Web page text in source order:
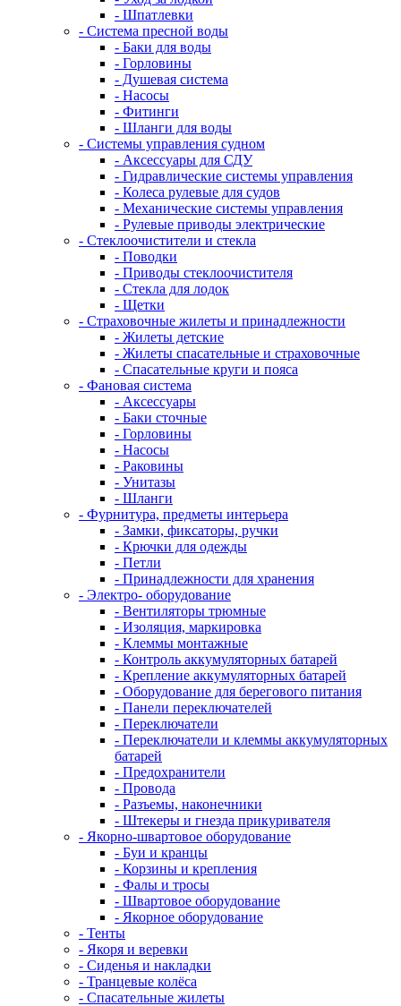
- Шпатлевки
- Система пресной воды
- Баки для воды
- Горловины
- Душевая система
- Насосы
- Фитинги
- Шланги для воды
- Системы управления судном
- Аксессуары для СДУ
- Гидравлические системы управления
- Колеса рулевые для судов
- Механические системы управления
- Рулевые приводы электрические
- Стеклоочистители и стекла
- Поводки
- Приводы стеклоочистителя
- Стекла для лодок
- Щетки
- Страховочные жилеты и принадлежности
- Жилеты детские
- Жилеты спасательные и страховочные
- Спасательные круги и пояса
- Фановая система
- Аксессуары
- Баки сточные
- Горловины
- Насосы
- Раковины
- Унитазы
- Шланги
- Фурнитура, предметы интерьера
- Замки, фиксаторы, ручки
- Крючки для одежды
- Петли
- Принадлежности для хранения
- Электро- оборудование
- Вентиляторы трюмные
- Изоляция, маркировка
- Клеммы монтажные
- Контроль аккумуляторных батарей
- Крепление аккумуляторных батарей
- Оборудование для берегового питания
- Панели переключателей
- Переключатели
- Переключатели и клеммы аккумуляторных
батарей
- Предохранители
- Провода
- Разъемы, наконечники
- Штекеры и гнезда прикуривателя
- Якорно-швартовое оборудование
- Буи и кранцы
- Корзины и крепления
- Фалы и тросы
- Швартовое оборудование
- Якорное оборудование
- Тенты
- Якоря и веревки
- Сиденья и накладки
- Транцевые колёса
- Спасательные жилеты